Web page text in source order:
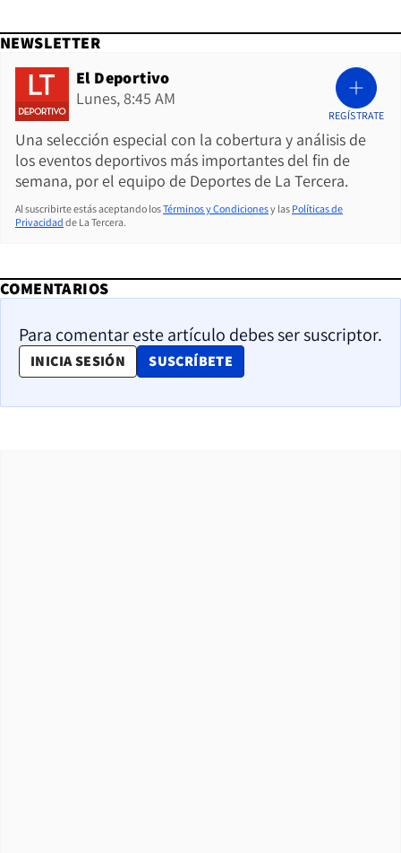
NEWSLETTER
El Deportivo
Lunes, 8:45 AM
Una selección especial con la cobertura y análisis de
los eventos deportivos más importantes del fin de
semana, por el equipo de Deportes de La Tercera.
REGÍSTRATE
Al suscribirte estás aceptando losTérminos y Condicionesy las Políticas de
Privacidad de La Tercera.
COMENTARIOS
Para comentar este artículo debes ser suscriptor.
INICIA SESIÓN SUSCRÍBETE
OPENS IN NEW WINDOW